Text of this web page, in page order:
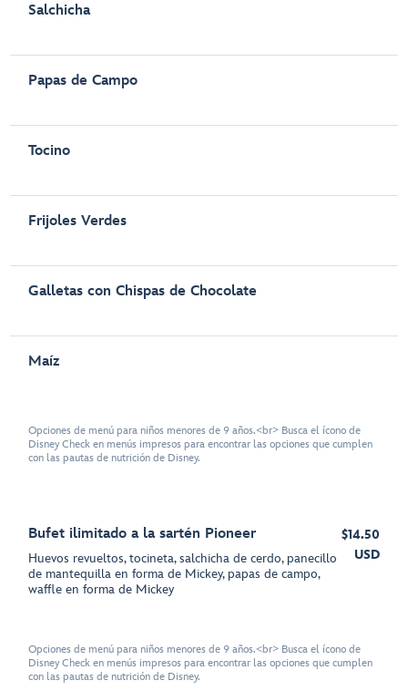
Salchicha
Papas de Campo
Tocino
Frijoles Verdes
Galletas con Chispas de Chocolate
Maíz
Opciones de menú para niños menores de 9 años.<br> Busca el ícono de
Disney Check en menús impresos para encontrar las opciones que cumplen
con las pautas de nutrición de Disney.
Bufet ilimitado a la sartén Pioneer
Huevos revueltos, tocineta, salchicha de cerdo, panecillo
de mantequilla en forma de Mickey, papas de campo,
waffle en forma de Mickey
$14.50
USD
Opciones de menú para niños menores de 9 años.<br> Busca el ícono de
Disney Check en menús impresos para encontrar las opciones que cumplen
con las pautas de nutrición de Disney.